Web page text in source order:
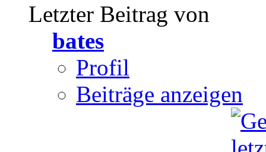
Letzter Beitrag von
bates
Profil
Beiträge anzeigen